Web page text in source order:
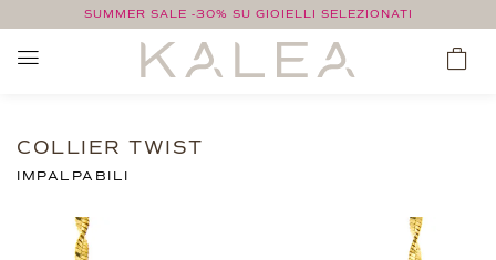
SUMMER SALE -30% SU GIOIELLI SELEZIONATI
COLLIER TWIST
IMPALPABILI